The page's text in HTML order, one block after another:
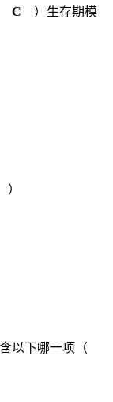
C ）生存期模
）
以下哪一项（